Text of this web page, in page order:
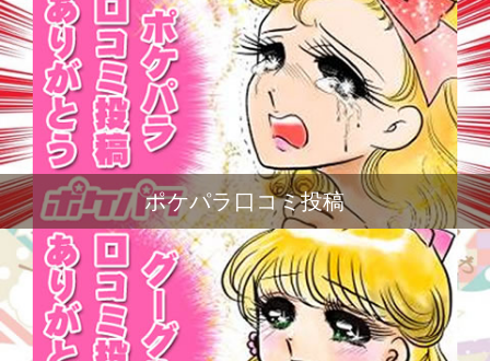
ポケパラ口コミ投稿